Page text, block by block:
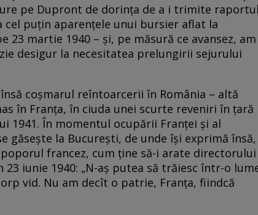
pe Dupront de dorinţa de a i trimite
puţin aparenţele unui bursier aflat la
23 martie 1940 – şi, pe măsură ce avansez, am
desigur la necesitatea prelungirii sejurului
coşmarul reîntoarcerii în România – altă
în Franţa, în ciuda unei scurte reveniri în ţară
1941. În momentul ocupării Franţei şi al
găseşte la Bucureşti, de unde îşi exprimă însă,
francez, cum ţine să-i arate directorului
iunie 1940: „N-aş putea să trăiesc într-o
vid. Nu am decît o patrie, Franţa, fiindcă